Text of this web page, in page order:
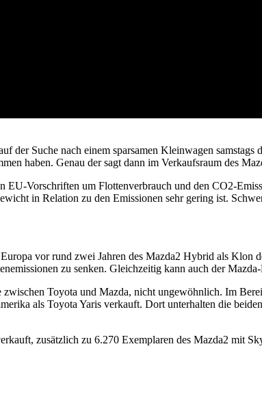
der Suche nach einem sparsamen Kleinwagen
haben. Genau der sagt dann im Verkaufsraum des
Vorschriften um Flottenverbrauch und den CO2-
in Relation zu den Emissionen sehr gering ist.
vor rund zwei Jahren des Mazda2 Hybrid als Klon
zu senken. Gleichzeitig kann auch der
Toyota und Mazda, nicht ungewöhnlich. Im
als Toyota Yaris verkauft. Dort unterhalten die
zusätzlich zu 6.270 Exemplaren des Mazda2 mit